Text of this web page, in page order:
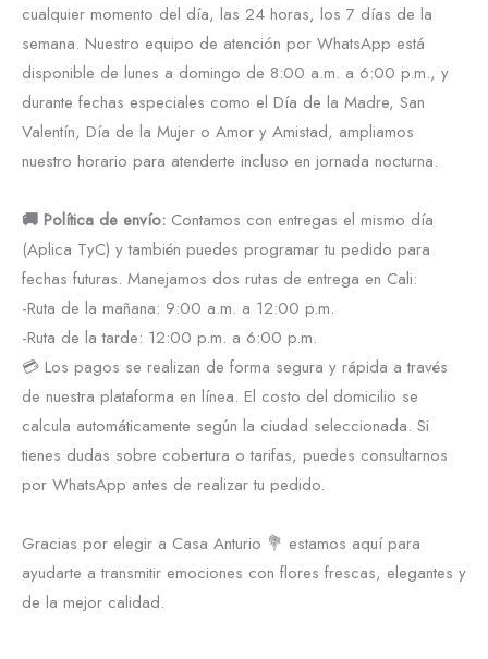
cualquier momento del día, las 24 horas, los 7 días de la
semana. Nuestro equipo de atención por WhatsApp está
disponible de lunes a domingo de 8:00 a.m. a 6:00 p.m., y
durante fechas especiales como el Día de la Madre, San
Valentín, Día de la Mujer o Amor y Amistad, ampliamos
nuestro horario para atenderte incluso en jornada nocturna.
🚚 Política de envío: Contamos con entregas el mismo día
(Aplica TyC) y también puedes programar tu pedido para
fechas futuras. Manejamos dos rutas de entrega en Cali:
-Ruta de la mañana: 9:00 a.m. a 12:00 p.m.
-Ruta de la tarde: 12:00 p.m. a 6:00 p.m.
💳 Los pagos se realizan de forma segura y rápida a través
de nuestra plataforma en línea. El costo del domicilio se
calcula automáticamente según la ciudad seleccionada. Si
tienes dudas sobre cobertura o tarifas, puedes consultarnos
por WhatsApp antes de realizar tu pedido.
Gracias por elegir a Casa Anturio 💐 estamos aquí para
ayudarte a transmitir emociones con flores frescas, elegantes y
de la mejor calidad.